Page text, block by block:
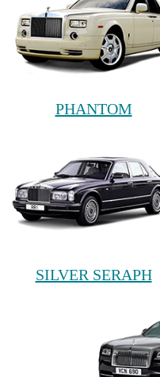
PHANTOM
SILVER SERAPH